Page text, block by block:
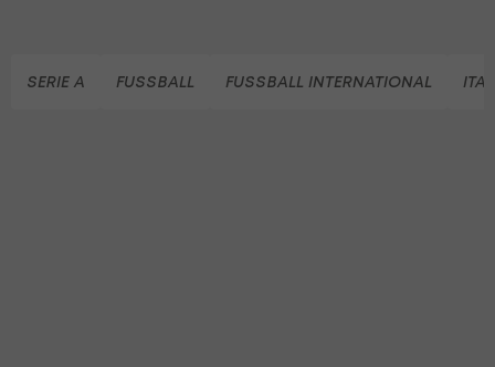
SERIE A FUSSBALL FUSSBALL INTERNATIONAL